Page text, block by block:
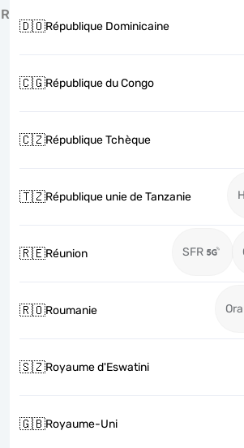
R
🇩🇴République Dominicaine
🇨🇬République du Congo
🇨🇿République Tchèque
🇹🇿République unie de Tanzanie
🇷🇪Réunion SFR
🇷🇴Roumanie
🇸🇿Royaume d'Eswatini
🇬🇧Royaume-Uni